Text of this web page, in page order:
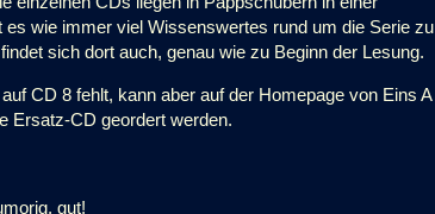
wie immer viel Wissenswertes rund um die Serie zu
sich dort auch, genau wie zu Beginn der Lesung.
CD 8 fehlt, kann aber auf der Homepage von Eins A
Ersatz-CD geordert werden.
gut!